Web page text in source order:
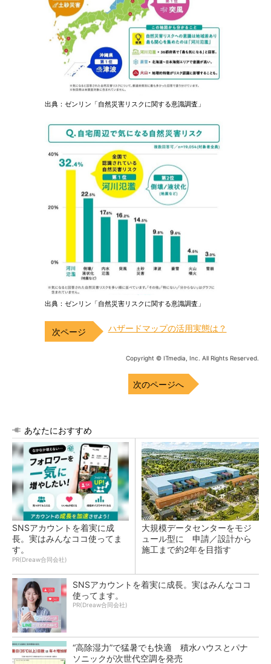
出典：ゼンリン「自然災害リスクに関する意識調査」
出典：ゼンリン「自然災害リスクに関する意識調査」
ハザードマップの活用実態は？
Copyright © ITmedia, Inc. All Rights Reserved.
次のページへ
あなたにおすすめ
SNSアカウントを着実に成
長。実はみんなココ使ってま
す。
PR(Dreaw合同会社)
大規模データセンターをモジ
ュール型に 申請／設計から
施工まで約2年を目指す
SNSアカウントを着実に成長。実はみんなココ
使ってます。
PR(Dreaw合同会社)
“高除湿力”で猛暑でも快適 積水ハウスとパナ
ソニックが次世代空調を発売